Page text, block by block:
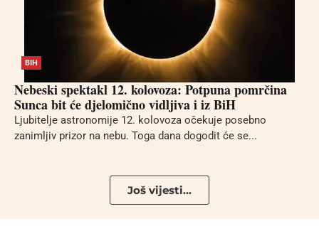
BIH
Nebeski spektakl 12. kolovoza: Potpuna pomrčina
Sunca bit će djelomično vidljiva i iz BiH
Ljubitelje astronomije 12. kolovoza očekuje posebno
zanimljiv prizor na nebu. Toga dana dogodit će se...
Još vijesti...